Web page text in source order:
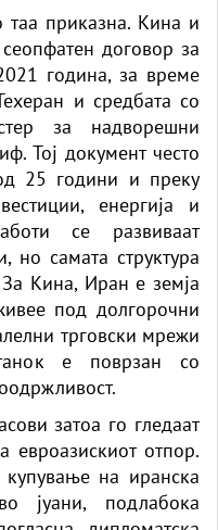
приказна. Кина и
договор за
година, за време
и средбата со
за надворешни
Тој документ често
25 години и преку
енергија и
се развиваат
но самата структура
Кина, Иран е земја
под долгорочни
трговски мрежи
е поврзан со
затоа го гледаат
евроазискиот отпор.
купување на иранска
јуани, подлабока